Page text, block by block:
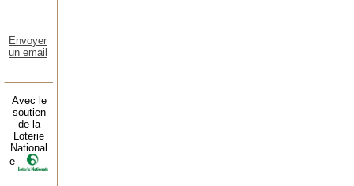
Envoyer
un email
Avec le
soutien
de la
Loterie
National
e